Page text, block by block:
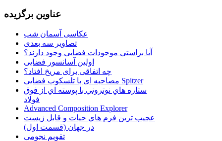
عناوین برگزیده
عکاسی آسمان شب
تصاویر سه بعدی
آیا براستی موجودات فضایی وجود دارند؟
اولین آسانسور فضایی
چه اتفاقی برای مریخ افتاد؟
مصاحبه ای با تلسکوپ فضایی Spitzer
ستاره هاي نوتروني با پوسته اي از فوق
فولاد
Advanced Composition Explorer
عجیب ترین فرم هاي حيات و قابل زيست
در جهان (قسمت اول)
تقویم نجومی